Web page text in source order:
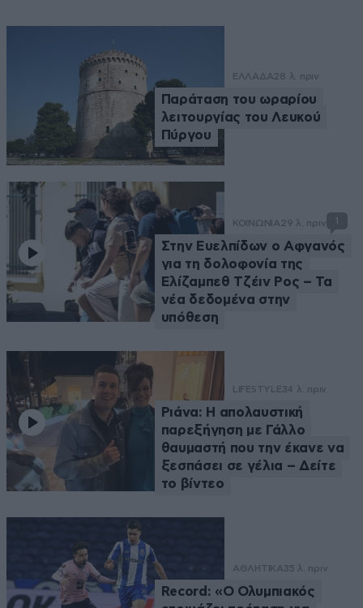
ΕΛΛΑΔΑ28 λ. πριν
Παράταση του ωραρίου
λειτουργίας του Λευκού
Πύργου
ΚΟΙΝΩΝΙΑ29 λ. πριν 1
Στην Ευελπίδων ο Αφγανός
για τη δολοφονία της
Ελίζαμπεθ Τζέιν Ρος – Τα
νέα δεδομένα στην
υπόθεση
LIFESTYLE34 λ. πριν
Ριάνα: Η απολαυστική
παρεξήγηση με Γάλλο
θαυμαστή που την έκανε να
ξεσπάσει σε γέλια – Δείτε
το βίντεο
ΑΘΛΗΤΙΚΑ35 λ. πριν
Record: «Ο Ολυμπιακός